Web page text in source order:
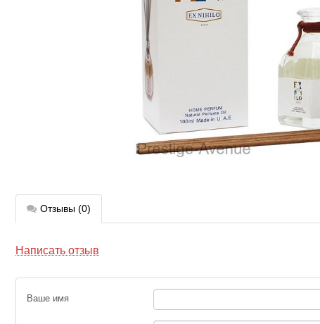
Отзывы (0)
Написать отзыв
Ваше имя